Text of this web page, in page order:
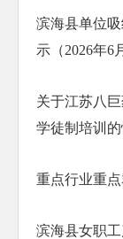
滨海县单位
示（2026年6
关于江苏八
学徒制培训
重点行业重点
滨海县女职